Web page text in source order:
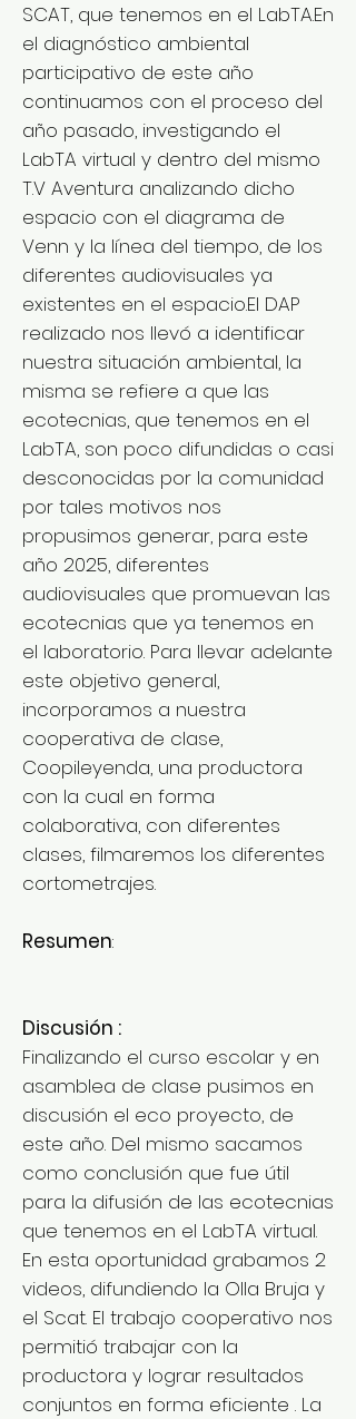
SCAT, que tenemos en el LabTA.En
el diagnóstico ambiental
participativo de este año
continuamos con el proceso del
año pasado, investigando el
LabTA virtual y dentro del mismo
T.V Aventura analizando dicho
espacio con el diagrama de
Venn y la línea del tiempo, de los
diferentes audiovisuales ya
existentes en el espacio.El DAP
realizado nos llevó a identificar
nuestra situación ambiental, la
misma se refiere a que las
ecotecnias, que tenemos en el
LabTA, son poco difundidas o casi
desconocidas por la comunidad
por tales motivos nos
propusimos generar, para este
año 2025, diferentes
audiovisuales que promuevan las
ecotecnias que ya tenemos en
el laboratorio. Para llevar adelante
este objetivo general,
incorporamos a nuestra
cooperativa de clase,
Coopileyenda, una productora
con la cual en forma
colaborativa, con diferentes
clases, filmaremos los diferentes
cortometrajes.
Resumen:
Discusión :
Finalizando el curso escolar y en
asamblea de clase pusimos en
discusión el eco proyecto, de
este año. Del mismo sacamos
como conclusión que fue útil
para la difusión de las ecotecnias
que tenemos en el LabTA virtual.
En esta oportunidad grabamos 2
videos, difundiendo la Olla Bruja y
el Scat. El trabajo cooperativo nos
permitió trabajar con la
productora y lograr resultados
conjuntos en forma eficiente . La